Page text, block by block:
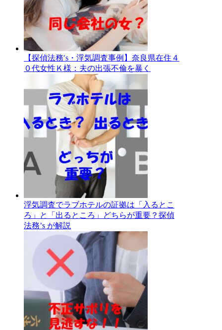
【探偵法務′s・浮気調査事例】奈良県在住４
０代女性Ｋ様：夫の出張不倫を暴く
浮気調査でラブホテルの証拠は「入るとこ
ろ」と「出るところ」どちらが重要？探偵
法務’s が解説